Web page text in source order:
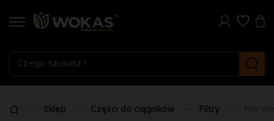
Sklep Części do ciągników Filtry